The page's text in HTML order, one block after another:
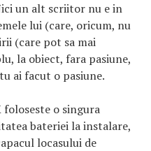
un alt scriitor nu e in
lui (care, oricum, nu
(care pot sa mai
la obiect, fara pasiune,
ai facut o pasiune.
o singura
bateriei la instalare,
locasului de